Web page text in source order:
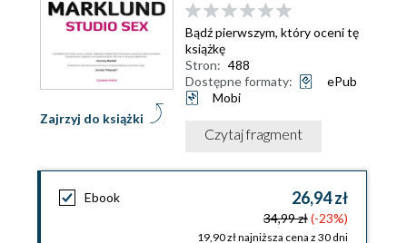
Zajrzyj do książki
Bądź pierwszym, który oceni tę
książkę
Stron: 488
Dostępne formaty:
ePub
Mobi
Czytaj fragment
Ebook 26,94 zł
34,99 zł(-23%)
19,90 zł najniższa cena z 30 dni